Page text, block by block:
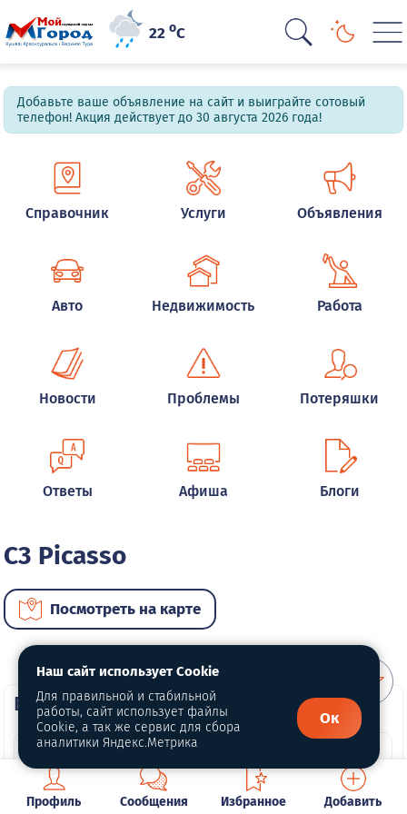
22oC
Добавьте ваше объявление на сайт и выиграйте сотовый
телефон! Акция действует до 30 августа 2026 года!
Справочник Услуги Объявления
Авто Недвижимость Работа
Новости Проблемы Потеряшки
Ответы Афиша Блоги
C3 Picasso
Посмотреть на карте
ВИП автомобили
Профиль Сообщения Избранное Добавить
Наш сайт использует Cookie
Для правильной и стабильной
работы, сайт использует файлы
Cookie, а так же сервис для сбора
аналитики Яндекс.Метрика
Ок